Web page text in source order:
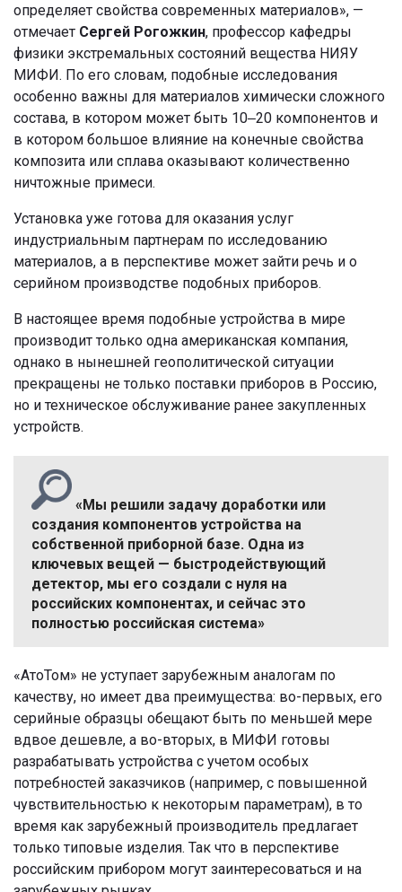
определяет свойства современных материалов», —
отмечает Сергей Рогожкин, профессор кафедры
физики экстремальных состояний вещества НИЯУ
МИФИ. По его словам, подобные исследования
особенно важны для материалов химически сложного
состава, в котором может быть 10‒20 компонентов и
в котором большое влияние на конечные свойства
композита или сплава оказывают количественно
ничтожные примеси.
Установка уже готова для оказания услуг
индустриальным партнерам по исследованию
материалов, а в перспективе может зайти речь и о
серийном производстве подобных приборов.
В настоящее время подобные устройства в мире
производит только одна американская компания,
однако в нынешней геополитической ситуации
прекращены не только поставки приборов в Россию,
но и техническое обслуживание ранее закупленных
устройств.
«Мы решили задачу доработки или
создания компонентов устройства на
собственной приборной базе. Одна из
ключевых вещей — быстродействующий
детектор, мы его создали с нуля на
российских компонентах, и сейчас это
полностью российская система»
«АтоТом» не уступает зарубежным аналогам по
качеству, но имеет два преимущества: во-первых, его
серийные образцы обещают быть по меньшей мере
вдвое дешевле, а во-вторых, в МИФИ готовы
разрабатывать устройства с учетом особых
потребностей заказчиков (например, с повышенной
чувствительностью к некоторым параметрам), в то
время как зарубежный производитель предлагает
только типовые изделия. Так что в перспективе
российским прибором могут заинтересоваться и на